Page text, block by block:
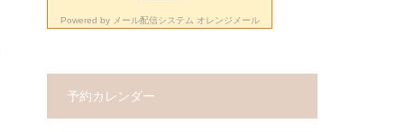
Powered by メール配信システム オレンジメール
予約カレンダー